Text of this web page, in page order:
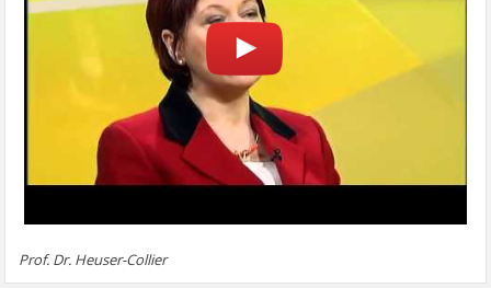
Prof. Dr. Heuser-Collier